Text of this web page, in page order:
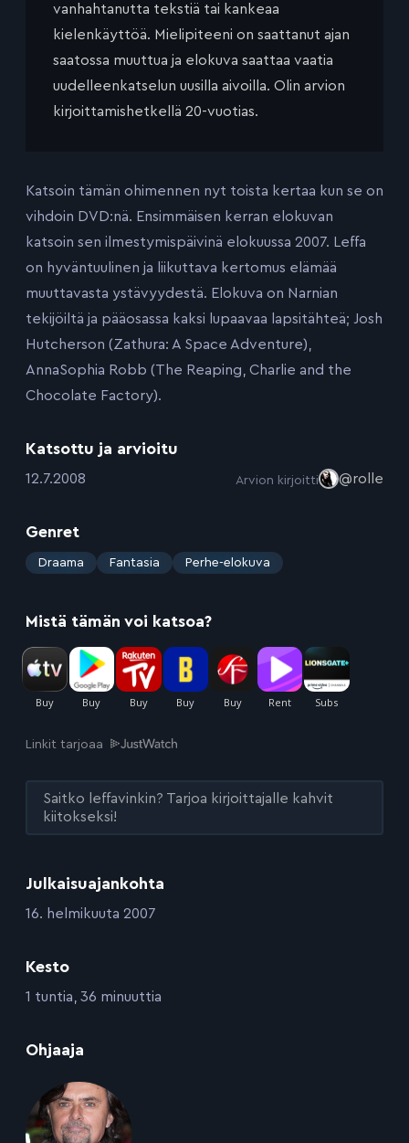
Julkaisuajankohta
:16. helmikuuta 2007
Kesto
:1 tuntia, 36 minuuttia
Ohjaaja
vanhahtanutta tekstiä tai kankeaa
kielenkäyttöä. Mielipiteeni on saattanut ajan
saatossa muuttua ja elokuva saattaa vaatia
uudelleenkatselun uusilla aivoilla. Olin arvion
kirjoittamishetkellä 20-vuotias.
Katsoin tämän ohimennen nyt toista kertaa kun se on
vihdoin DVD:nä. Ensimmäisen kerran elokuvan
katsoin sen ilmestymispäivinä elokuussa 2007. Leffa
on hyväntuulinen ja liikuttava kertomus elämää
muuttavasta ystävyydestä. Elokuva on Narnian
tekijöiltä ja pääosassa kaksi lupaavaa lapsitähteä; Josh
Hutcherson (Zathura: A Space Adventure),
AnnaSophia Robb (The Reaping, Charlie and the
Chocolate Factory).
Katsottu ja arvioitu
:12.7.2008 Arvion kirjoitti @rolle
Genret
: Draama Fantasia Perhe-elokuva
Mistä tämän voi katsoa?
Linkit tarjoaa
Saitko leffavinkin? Tarjoa kirjoittajalle kahvit
kiitokseksi!